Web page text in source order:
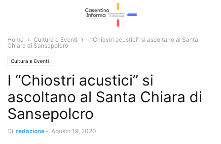
Home Cultura e Eventi
I “Chiostri acustici” si ascoltano al Santa
Chiara di Sansepolcro
Cultura e Eventi
I “Chiostri acustici” si
ascoltano al Santa Chiara di
Sansepolcro
Di redazione - Agosto 19, 2020